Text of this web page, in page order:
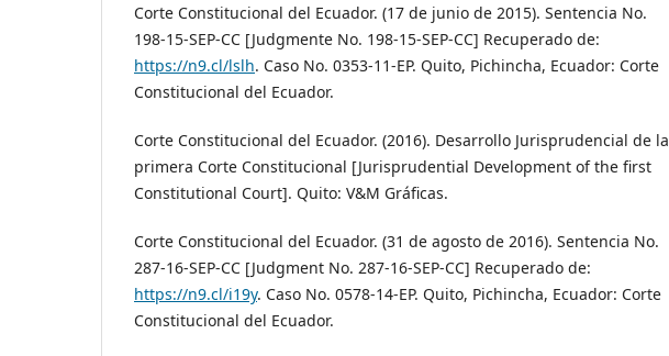
Corte Constitucional del Ecuador. (17 de junio de 2015). Sentencia No.
198-15-SEP-CC [Judgmente No. 198-15-SEP-CC] Recuperado de:
https://n9.cl/lslh. Caso No. 0353-11-EP. Quito, Pichincha, Ecuador: Corte
Constitucional del Ecuador.
Corte Constitucional del Ecuador. (2016). Desarrollo Jurisprudencial de la
primera Corte Constitucional [Jurisprudential Development of the first
Constitutional Court]. Quito: V&M Gráficas.
Corte Constitucional del Ecuador. (31 de agosto de 2016). Sentencia No.
287-16-SEP-CC [Judgment No. 287-16-SEP-CC] Recuperado de:
https://n9.cl/i19y. Caso No. 0578-14-EP. Quito, Pichincha, Ecuador: Corte
Constitucional del Ecuador.